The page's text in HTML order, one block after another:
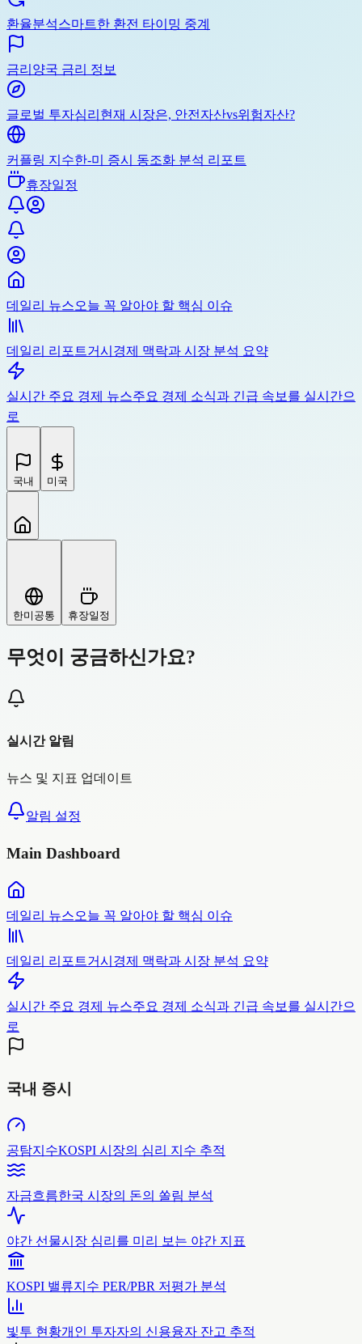
환율분석스마트한 환전 타이밍 중계
금리 양국 금리 정보
글로벌 투자심리 현재 시장은, 안전자산vs위험자산?
커플링 지수한-미 증시 동조화 분석 리포트
휴장일정
데일리 뉴스오늘 꼭 알아야 할 핵심 이슈
데일리 리포트거시경제 맥락과 시장 분석 요약
실시간 주요 경제 뉴스주요 경제 소식과 긴급 속보를 실시간으
로
국내 미국
한미공통 휴장일정
무엇이 궁금하신가요?
실시간 알림
뉴스 및 지표 업데이트
알림 설정
Main Dashboard
데일리 뉴스오늘 꼭 알아야 할 핵심 이슈
데일리 리포트거시경제 맥락과 시장 분석 요약
실시간 주요 경제 뉴스주요 경제 소식과 긴급 속보를 실시간으
로
국내 증시
공탐지수KOSPI 시장의 심리 지수 추적
자금흐름한국 시장의 돈의 쏠림 분석
야간 선물시장 심리를 미리 보는 야간 지표
KOSPI 밸류지수 PER/PBR 저평가 분석
빛투 현황개인 투자자의 신용융자 잔고 추적